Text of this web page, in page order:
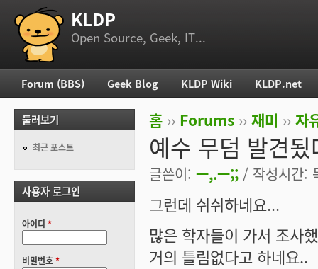
부 메뉴 KLDP
Open Source, Geek, IT...
현재 위치
홈 ›› Forums ›› 재미 ›› 자
예수 무덤 발견
글쓴이: ㅡ,.ㅡ;; / 작성시간:
그런데 쉬쉬하네요...
많은 학자들이 가서 조사
거의 틀림없다고 하네요..
주 메뉴
Forum (BBS) Geek Blog KLDP Wiki KLDP.net
둘러보기
최근 포스트
사용자 로그인
아이디 *
비밀번호*